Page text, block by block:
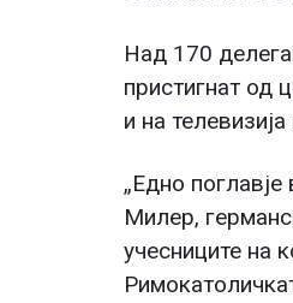
Над 170
пристигнат од
и на
„Едно
Милер,
учесниците на